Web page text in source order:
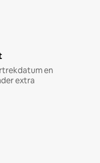
en
extra